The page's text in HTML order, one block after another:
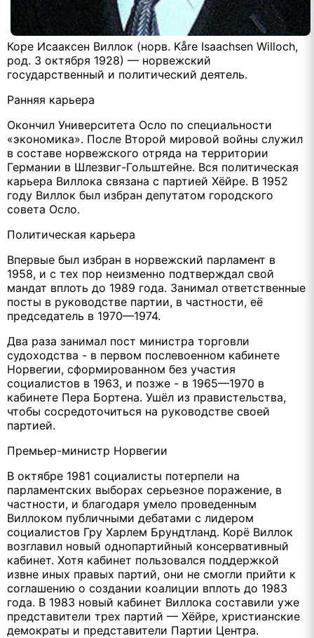
Коре Исааксен Виллок (норв. Kåre Isaachsen Willoch,
род. 3 октября 1928) — норвежский
государственный и политический деятель.
Ранняя карьера
Окончил Университета Осло по специальности
«экономика». После Второй мировой войны служил
в составе норвежского отряда на территории
Германии в Шлезвиг-Гольштейне. Вся политическая
карьера Виллока связана с партией Хёйре. В 1952
году Виллок был избран депутатом городского
совета Осло.
Политическая карьера
Впервые был избран в норвежский парламент в
1958, и с тех пор неизменно подтверждал свой
мандат вплоть до 1989 года. Занимал ответственные
посты в руководстве партии, в частности, её
председатель в 1970—1974.
Два раза занимал пост министра торговли
судоходства - в первом послевоенном кабинете
Норвегии, сформированном без участия
социалистов в 1963, и позже - в 1965—1970 в
кабинете Пера Бортена. Ушёл из правистельства,
чтобы сосредоточиться на руководстве своей
партией.
Премьер-министр Норвегии
В октябре 1981 социалисты потерпели на
парламентских выборах серьезное поражение, в
частности, и благодаря умело проведенным
Виллоком публичными дебатами с лидером
социалистов Гру Харлем Брундтланд. Корё Виллок
возглавил новый однопартийный консервативный
кабинет. Хотя кабинет пользовался поддержкой
извне иных правых партий, они не смогли прийти к
соглашению о создании коалиции вплоть до 1983
года. В 1983 новый кабинет Виллока составили уже
представители трех партий — Хёйре, христианские
демократы и представители Партии Центра.